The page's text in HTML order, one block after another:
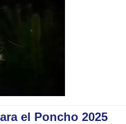
el Poncho 2025